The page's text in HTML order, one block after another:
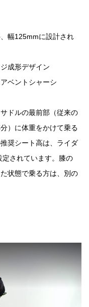
幅125mmに設計され
成形デザイン
ベントシャーシ
ドルの最前部（従来の
）に体重をかけて乗る
奨シート高は、ライダ
されています。膝の
状態で乗る方は、別の